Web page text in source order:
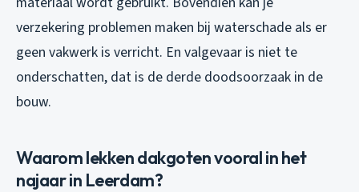
verzekering problemen maken bij waterschade als er
geen vakwerk is verricht. En valgevaar is niet te
onderschatten, dat is de derde doodsoorzaak in de
bouw.
Waarom lekken dakgoten vooral in het
najaar in Leerdam?